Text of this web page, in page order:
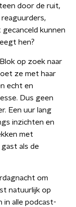
door de ruit,
kunnen
hen?
op zoek naar
ze met haar
echt en
Dus geen
Een uur lang
inzichten en
met
als de
om
natuurlijk op
in alle podcast-